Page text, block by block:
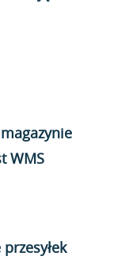
WMS